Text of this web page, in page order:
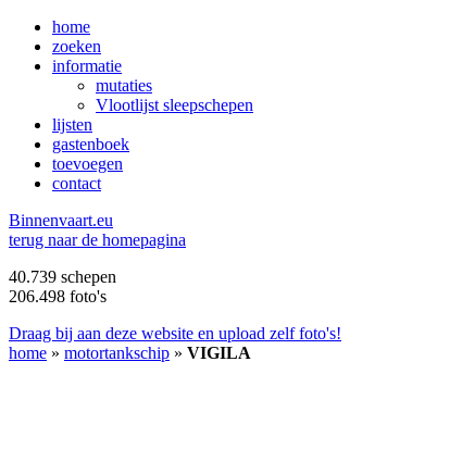
home
zoeken
informatie
mutaties
Vlootlijst sleepschepen
lijsten
gastenboek
toevoegen
contact
Binnenvaart.eu
terug naar de homepagina
40.739 schepen
206.498 foto's
Draag bij aan deze website en upload zelf foto's!
home » motortankschip » VIGILA